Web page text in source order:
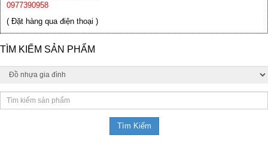
0977390958
( Đặt hàng qua điện thoại )
TÌM KIẾM SẢN PHẨM